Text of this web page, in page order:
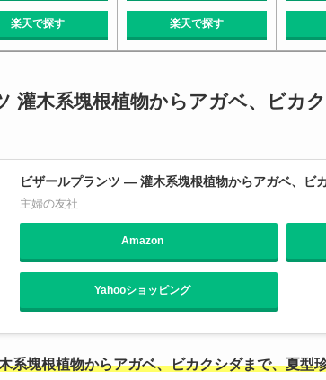
楽天で探す 楽天で探す
灌木系塊根植物からアガベ、ビカ
ビザールプランツ ― 灌木系塊根植物からアガベ、ビ
主婦の友社
Amazon
Yahooショッピング
系塊根植物からアガベ、ビカクシダまで、夏型